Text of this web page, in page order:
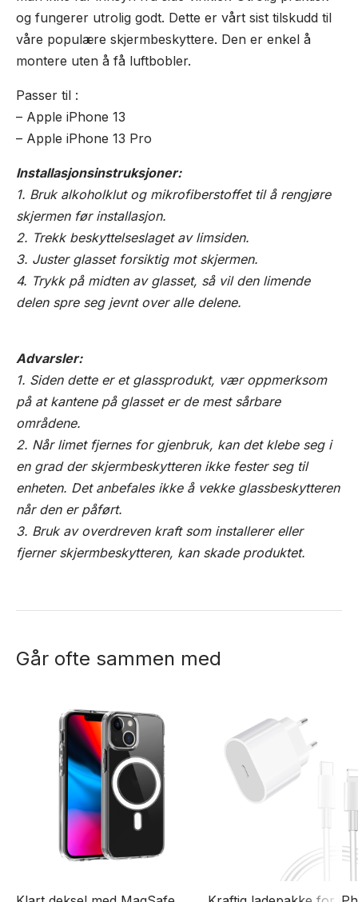
og fungerer utrolig godt. Dette er vårt sist tilskudd til
våre populære skjermbeskyttere. Den er enkel å
montere uten å få luftbobler.
Passer til :
– Apple iPhone 13
– Apple iPhone 13 Pro
Installasjonsinstruksjoner:
1. Bruk alkoholklut og mikrofiberstoffet til å rengjøre
skjermen før installasjon.
2. Trekk beskyttelseslaget av limsiden.
3. Juster glasset forsiktig mot skjermen.
4. Trykk på midten av glasset, så vil den limende
delen spre seg jevnt over alle delene.
Advarsler:
1. Siden dette er et glassprodukt, vær oppmerksom
på at kantene på glasset er de mest sårbare
områdene.
2. Når limet fjernes for gjenbruk, kan det klebe seg i
en grad der skjermbeskytteren ikke fester seg til
enheten. Det anbefales ikke å vekke glassbeskytteren
når den er påført.
3. Bruk av overdreven kraft som installerer eller
fjerner skjermbeskytteren, kan skade produktet.
Går ofte sammen med